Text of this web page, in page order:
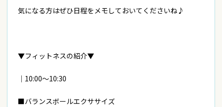
気になる方はぜひ日程をメモしておいてくださいね♪
▼フィットネスの紹介▼
｜10:00～10:30
■バランスボールエクササイズ